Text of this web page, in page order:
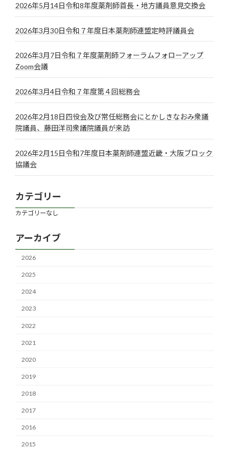
2026年5月14日令和8年度薬剤師首長・地方議員意見交換会
2026年3月30日令和７年度日本薬剤師連盟定時評議員会
2026年3月7日令和７年度薬剤師フォーラムフォローアップ
Zoom会議
2026年3月4日令和７年度第４回総務会
2026年2月18日四役会及び常任総務会にとかしきなおみ衆議
院議員、藤田洋司衆議院議員が来訪
2026年2月15日令和7年度日本薬剤師連盟近畿・大阪ブロック
協議会
カテゴリー
カテゴリーなし
アーカイブ
2026
2025
2024
2023
2022
2021
2020
2019
2018
2017
2016
2015